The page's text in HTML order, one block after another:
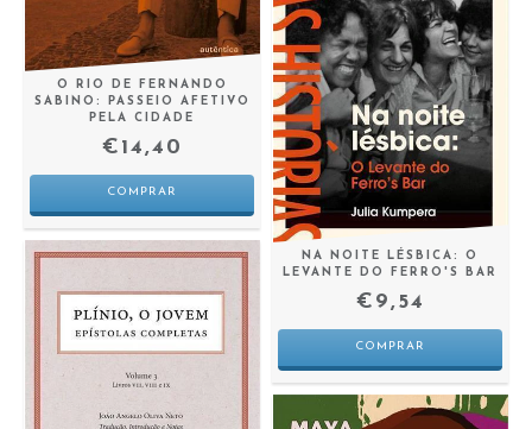
O RIO DE FERNANDO
SABINO: PASSEIO AFETIVO
PELA CIDADE
€14,40
NA NOITE LÉSBICA: O
LEVANTE DO FERRO'S BAR
€9,54